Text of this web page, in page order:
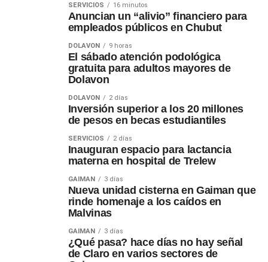
SERVICIOS 16 minutos
Anuncian un “alivio” financiero para
empleados públicos en Chubut
DOLAVON 9 horas
El sábado atención podológica
gratuita para adultos mayores de
Dolavon
DOLAVON 2 días
Inversión superior a los 20 millones
de pesos en becas estudiantiles
SERVICIOS 2 días
Inauguran espacio para lactancia
materna en hospital de Trelew
GAIMAN 3 días
Nueva unidad cisterna en Gaiman que
rinde homenaje a los caídos en
Malvinas
GAIMAN 3 días
¿Qué pasa? hace días no hay señal
de Claro en varios sectores de